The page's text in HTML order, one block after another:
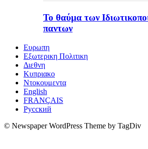
Το θαύμα των
παντων
Ευρωπη
Εξωτερικη Πολιτικη
Διεθνη
Κυπριακο
Ντοκουμεντα
English
FRANÇAIS
Русский
© Newspaper WordPress Theme by TagDiv